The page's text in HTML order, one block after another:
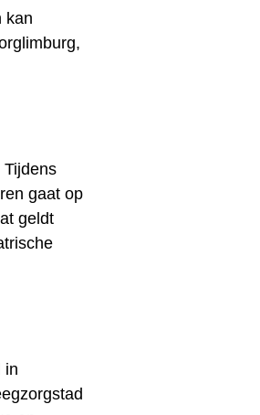
kan
Tijdens
gaat op
geldt
in